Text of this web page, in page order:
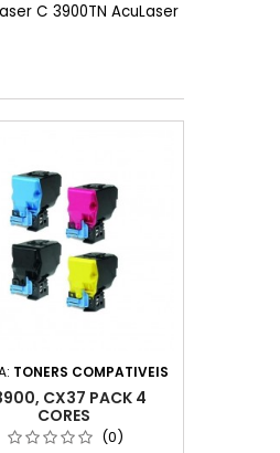
C 3900TN AcuLaser
TONERS COMPATIVEIS
CX37 PACK 4
CORES
(0)